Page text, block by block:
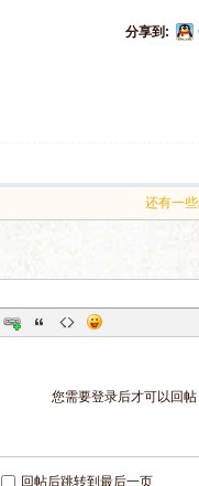
分享到:
还有一
您需要登录后才可以回帖
回帖后跳转到最后一页